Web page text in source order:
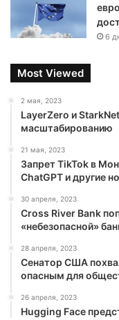
6
Most Viewed
2 мая, 2023
LayerZero и
масштабированию
21 мая, 2023
Запрет TikTok в
ChatGPT и другие
30 апреля, 2023
Cross River Bank
«небезопасной»
28 апреля, 2023
Сенатор США
опасным для
26 апреля, 2023
Hugging Face